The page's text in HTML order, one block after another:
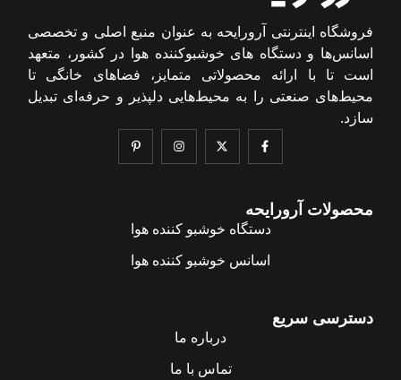
فروشگاه اینترنتی آرورایحه به عنوان منبع اصلی و تخصصی
اسانس‌ها و دستگاه های خوشبوکننده هوا در کشور، متعهد
است تا با ارائه محصولاتی متمایز، فضاهای خانگی تا
محیط‌های صنعتی را به محیط‌هایی دلپذیر و حرفه‌ای تبدیل
سازد.
محصولات آرورایحه
دستگاه خوشبو کننده هوا
اسانس خوشبو کننده هوا
دسترسی سریع
درباره ما
تماس با ما